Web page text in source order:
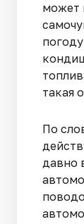
может
такая
По
давно